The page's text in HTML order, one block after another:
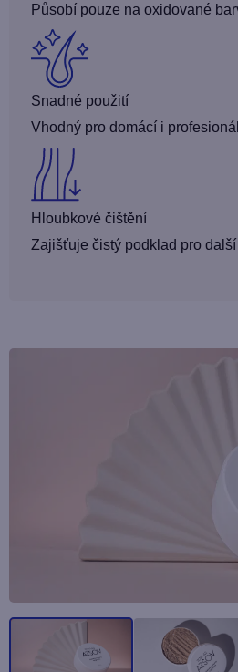
Působí pouze na oxidované
Snadné použití
Vhodný pro domácí i
Hloubkové čištění
Zajišťuje čistý podklad pro